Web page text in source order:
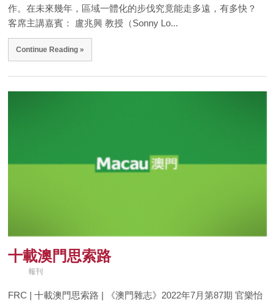
作。在未來幾年，區域一體化的步伐究竟能走多遠，有多快？
客席主講嘉賓： 盧兆興 教授（Sonny Lo...
Continue Reading »
十載澳門思索路
報刊
FRC | 十載澳門思索路 | 《澳門雜志》2022年7月第87期 官樂怡